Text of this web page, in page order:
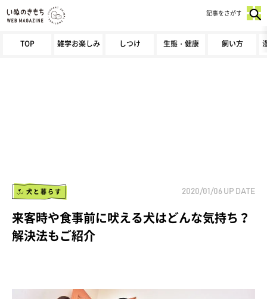
TOP 雑学お楽しみ しつけ 生態・健康 飼い方
記事をさがす
犬と暮らす 2020/01/06 UP DATE
来客時や食事前に吠える犬はどんな気持ち？
解決法もご紹介